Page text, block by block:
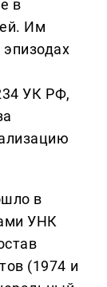
в
Им
УК РФ,
в
УНК
(1974 и